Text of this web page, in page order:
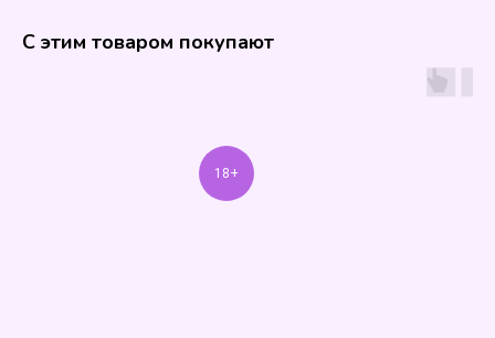
С этим товаром покупают
18+